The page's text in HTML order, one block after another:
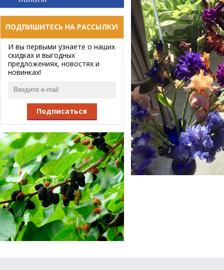
ПОДПИШИТЕСЬ НА РАССЫЛКУ!
И вы первыми узнаете о наших
скидках и выгодных
предложениях, новостях и
новинках!
Подписаться